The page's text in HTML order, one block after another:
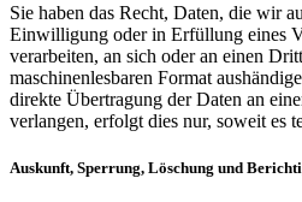
Sie haben das Recht, Daten, die wir
Einwilligung oder in Erfüllung eines
verarbeiten, an sich oder an einen
maschinenlesbaren Format
direkte Übertragung der Daten an
verlangen, erfolgt dies nur, soweit es
Auskunft, Sperrung, Löschung und